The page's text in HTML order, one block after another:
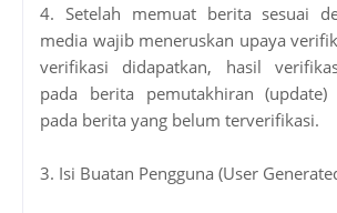
4. Setelah memuat berita sesuai
media wajib meneruskan upaya
verifikasi didapatkan, hasil
pada berita pemutakhiran (update)
pada berita yang belum terverifikasi.
3. Isi Buatan Pengguna (User